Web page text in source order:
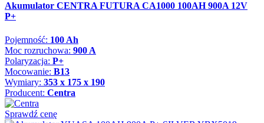
Akumulator CENTRA FUTURA CA1000 100AH 900A 12V
P+
Pojemność: 100 Ah
Moc rozruchowa: 900 A
Polaryzacja: P+
Mocowanie: B13
Wymiary: 353 x 175 x 190
Producent: Centra
Sprawdź cenę